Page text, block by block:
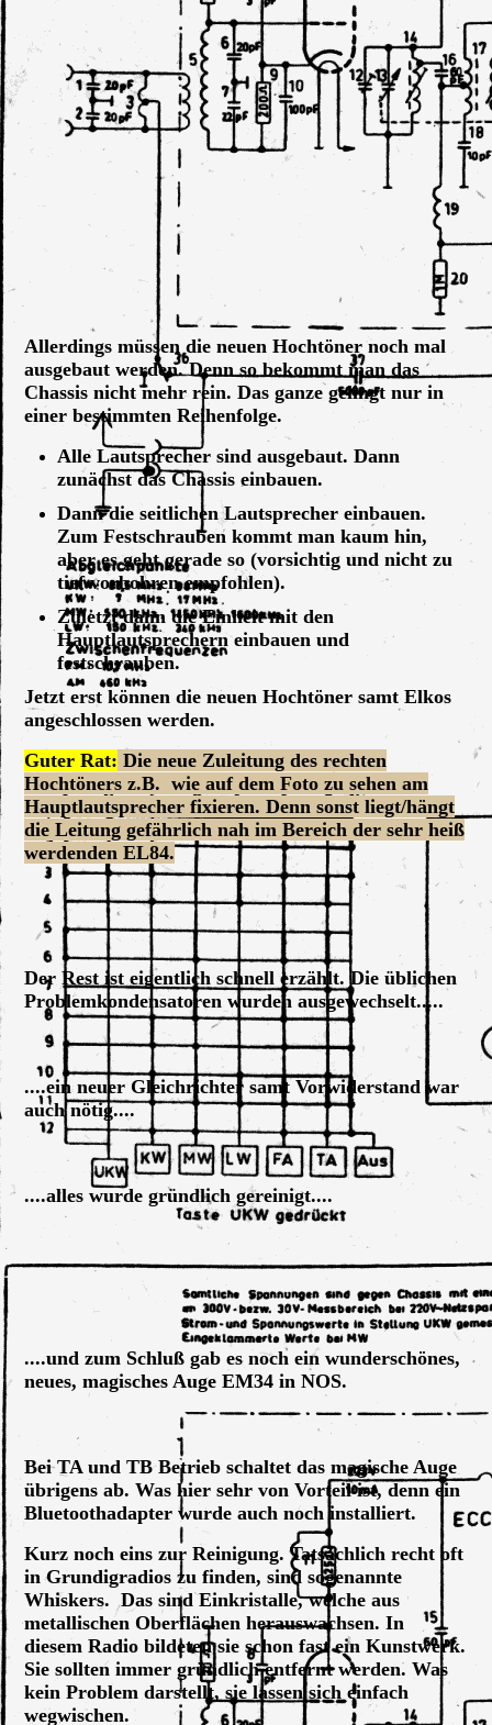
Provis. Anschluß der Gehäuselautsprecher an den AÜ-1
Allerdings müssen die neuen Hochtöner noch mal
ausgebaut werden. Denn so bekommt man das
Chassis nicht mehr rein. Das ganze gelingt nur in
einer bestimmten Reihenfolge.
Alle Lautsprecher sind ausgebaut. Dann
zunächst das Chassis einbauen.
Dann die seitlichen Lautsprecher einbauen.
Zum Festschrauben kommt man kaum hin,
aber es geht gerade so (vorsichtig und nicht zu
tief vorbohren empfohlen).
Zuletzt dann die Einheit mit den
Hauptlautsprechern einbauen und
festschrauben.
Jetzt erst können die neuen Hochtöner samt Elkos
angeschlossen werden.
Guter Rat: Die neue Zuleitung des rechten
Hochtöners z.B. wie auf dem Foto zu sehen am
Hauptlautsprecher fixieren. Denn sonst liegt/hängt
die Leitung gefährlich nah im Bereich der sehr heiß
werdenden EL84.
Grundig 3090_56, neuer Seitenlautsprecher rechts
Grundig 3090_56, neuer Seitenlautsprecher links
Der Rest ist eigentlich schnell erzählt. Die üblichen
Problemkondensatoren wurden ausgewechselt.....
Austauschteile Grundig 3090_56
....ein neuer Gleichrichter samt Vorwiderstand war
auch nötig....
Grundig 3090_56, neuer Gleichrichter Vorwiderstand-1
....alles wurde gründlich gereinigt....
Grundig 3090_56, Front gereinigt
....und zum Schluß gab es noch ein wunderschönes,
neues, magisches Auge EM34 in NOS.
Magisches Auge EM34 in NOS
Bei TA und TB Betrieb schaltet das magische Auge
übrigens ab. Was hier sehr von Vorteil ist, denn ein
Bluetoothadapter wurde auch noch installiert.
Kurz noch eins zur Reinigung. Tatsächlich recht oft
in Grundigradios zu finden, sind sogenannte
Whiskers. Das sind Einkristalle, welche aus
metallischen Oberflächen herauswachsen. In
diesem Radio bildeten sie schon fast ein Kunstwerk.
Sie sollten immer gründlich entfernt werden. Was
kein Problem darstellt, sie lassen sich einfach
wegwischen.